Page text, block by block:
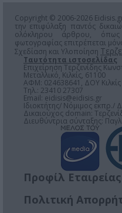
Copyright © 2006-2026
την επιφύλαξη παντός
ολόκληρου άρθρου,
φωτογραφίας επιτρέπεται
Σχεδίαση και Υλοποίηση
Ταυτότητα ιστοσελίδας
Επιχείρηση Τερζενίδης
Μεταλλικό, Κιλκίς, 61100
ΑΦΜ: 024638641, ΔΟΥ Κιλκίς
Τηλ.: 23410 27307
Email: eidisis@eidisis.gr
Ιδιοκτήτης/ Νόμιμος εκπρ./
Δικαιούχος domain:
Διευθύντρια σύνταξης:
Προφίλ Εταιρείας
Πολιτική